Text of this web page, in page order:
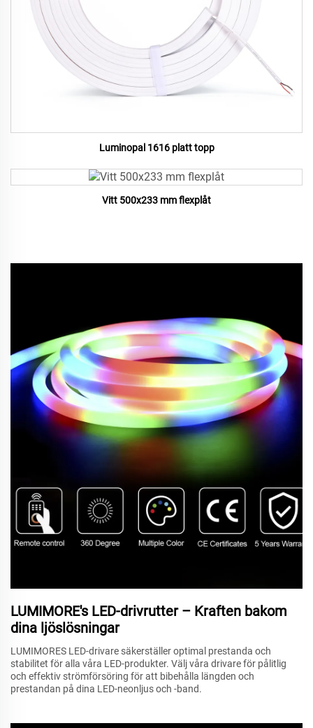
Luminopal 1616 platt topp
Vitt 500x233 mm flexplåt
LUMIMORE's LED-drivrutter – Kraften bakom
dina ljöslösningar
LUMIMORES LED-drivare säkerställer optimal prestanda och
stabilitet för alla våra LED-produkter. Välj våra drivare för pålitlig
och effektiv strömförsöring för att bibehålla längden och
prestandan på dina LED-neonljus och -band.